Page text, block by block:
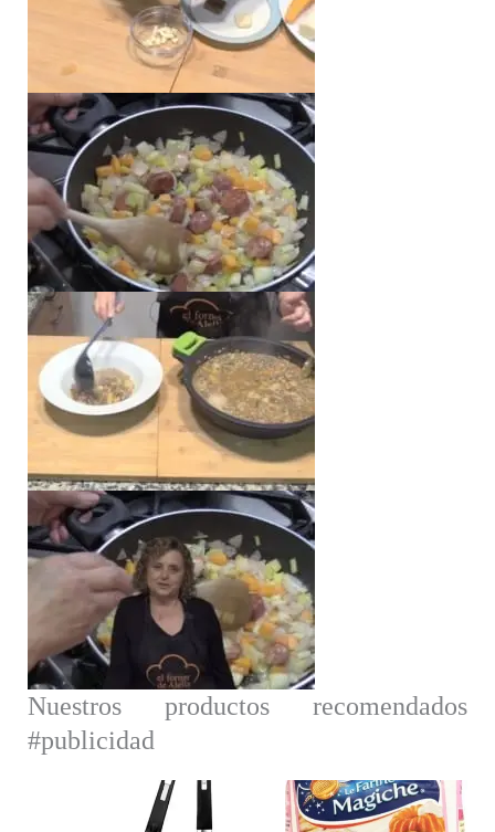
Nuestros productos recomendados
#publicidad